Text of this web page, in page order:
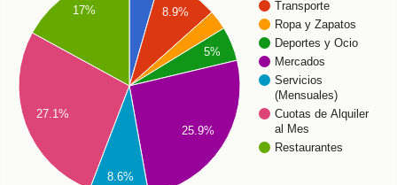
Transporte
Ropa y Zapatos
Deportes y Ocio
Mercados
Servicios
(Mensuales)
Cuotas de Alquiler
al Mes
Restaurantes
8.9%
5%
25.9%
17%
27.1%
8.6%